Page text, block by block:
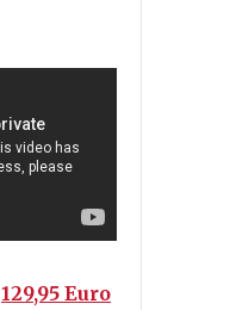
129,95 Euro